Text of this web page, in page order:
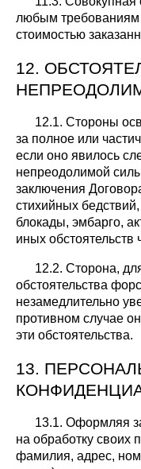
любым требованиям
стоимостью
12.
12.1. Стороны
за полное или
если оно явилось
непреодолимой
заключения
стихийных
блокады, эмбарго,
иных обстоятельств
12.2. Сторона,
обстоятельства
незамедлительно
противном случае
эти обстоятельства.
13.
13.1. Оформляя
на обработку своих
фамилия, адрес,